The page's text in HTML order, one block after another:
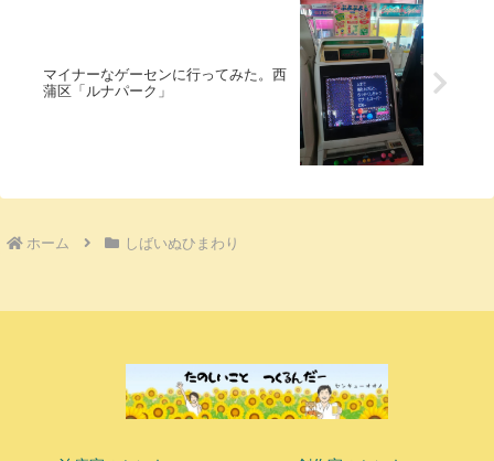
マイナーなゲーセンに行ってみた。西
蒲区「ルナパーク」
ホーム しばいぬひまわり